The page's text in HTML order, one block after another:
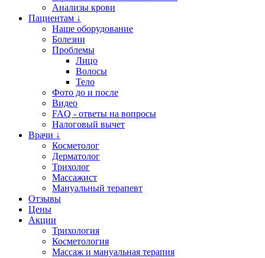
Анализы крови
Пациентам ↓
Наше оборудование
Болезни
Проблемы
Лицо
Волосы
Тело
Фото до и после
Видео
FAQ - ответы на вопросы
Налоговый вычет
Врачи ↓
Косметолог
Дерматолог
Трихолог
Массажист
Мануальный терапевт
Отзывы
Цены
Акции
Трихология
Косметология
Массаж и мануальная терапия